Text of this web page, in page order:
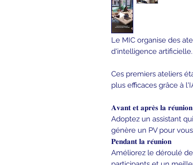
Le MIC organise des
d'intelligence artificielle.
Ces premiers ateliers
plus efficaces grâce à
𝐀𝐯𝐚𝐧𝐭 𝐞𝐭 𝐚𝐩𝐫𝐞̀𝐬 𝐥𝐚 𝐫𝐞́𝐮𝐧𝐢𝐨𝐧
Adoptez un assistant
génère un PV pour
𝐏𝐞𝐧𝐝𝐚𝐧𝐭 𝐥𝐚 𝐫𝐞́𝐮𝐧𝐢𝐨𝐧
Améliorez le déroulé